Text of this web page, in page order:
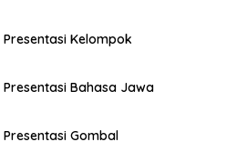
Presentasi Kelompok
Presentasi Bahasa Jawa
Presentasi Gombal